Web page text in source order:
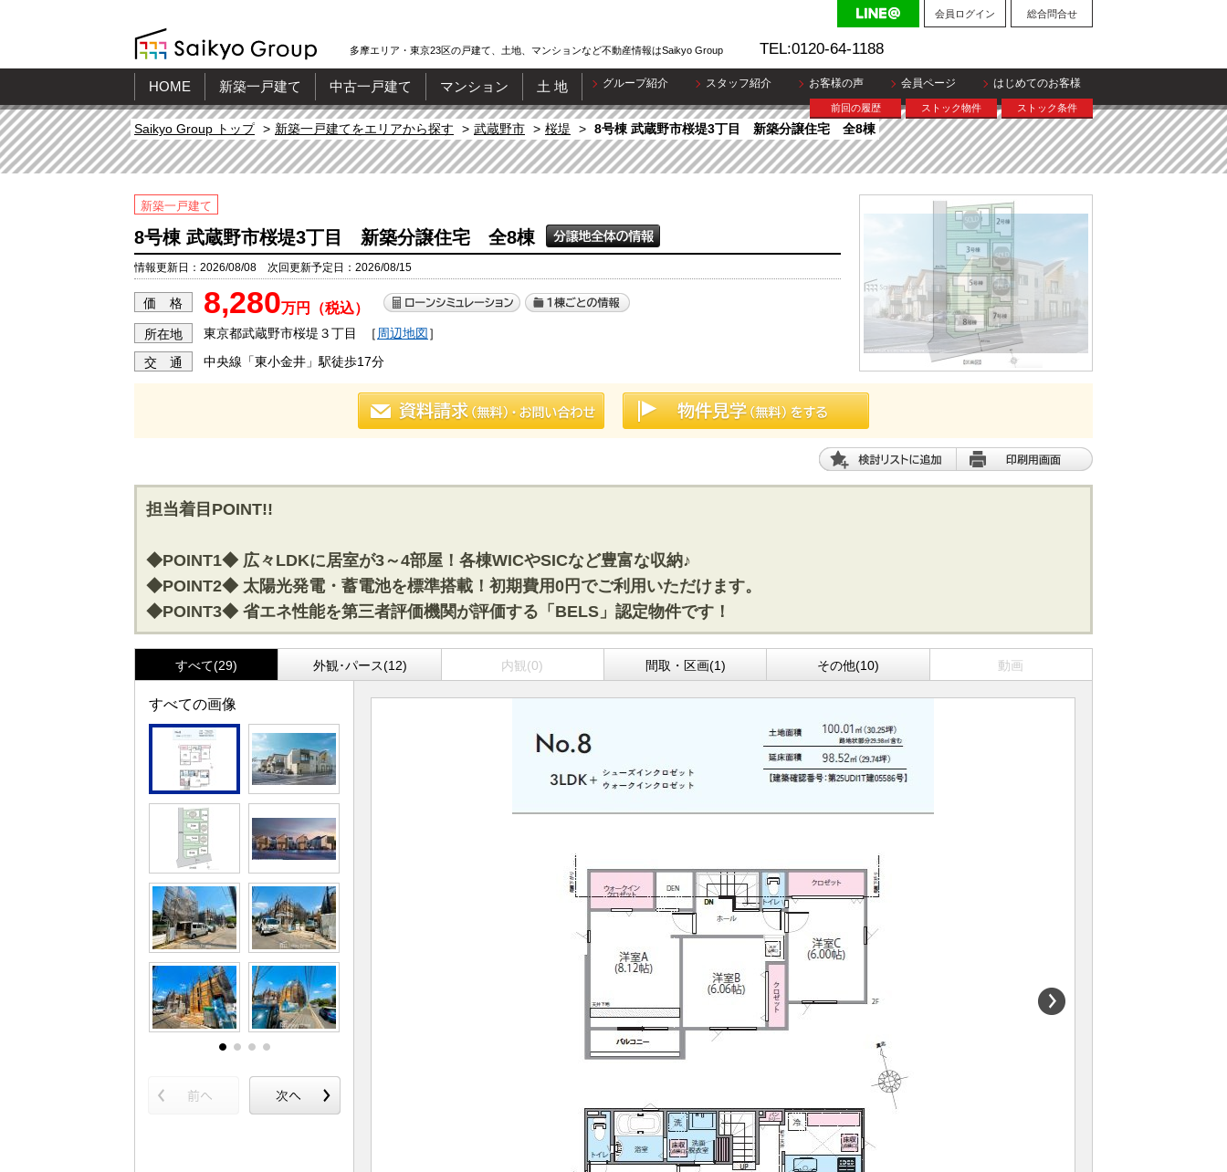
多摩エリア・東京23区の戸建て、土地、マンションなど不動産情報はSaikyo Group TEL:0120-64-1188
会員ログイン 総合問合せ
HOME 新築一戸建て 中古一戸建て マンション 土 地 グループ紹介 スタッフ紹介 お客様の声 会員ページ はじめてのお客様
前回の履歴 ストック物件 ストック条件
Saikyo Group トップ 新築一戸建てをエリアから探す 武蔵野市 桜堤 8号棟 武蔵野市桜堤3丁目 新築分譲住宅 全8棟
新築一戸建て
8号棟 武蔵野市桜堤3丁目 新築分譲住宅 全8棟
情報更新日：2026/08/08 次回更新予定日：2026/08/15
価 格 8,280万円（税込）
所在地 東京都武蔵野市桜堤３丁目 ［ 周辺地図］
交 通 中央線「東小金井」駅徒歩17分
担当着目POINT!!
◆POINT1◆ 広々LDKに居室が3～4部屋！各棟WICやSICなど豊富な収納♪
◆POINT2◆ 太陽光発電・蓄電池を標準搭載！初期費用0円でご利用いただけます。
◆POINT3◆ 省エネ性能を第三者評価機関が評価する「BELS」認定物件です！
すべて(29) 外観･パース(12) 内観(0) 間取・区画(1) その他(10) 動画
すべての画像